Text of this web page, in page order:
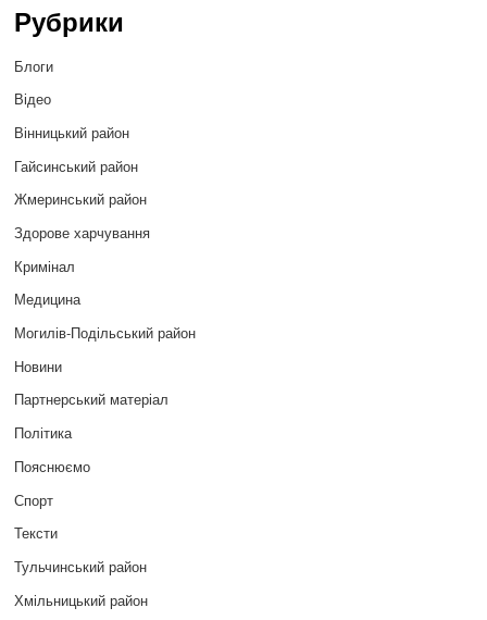
Рубрики
Блоги
Відео
Вінницький район
Гайсинський район
Жмеринський район
Здорове харчування
Кримінал
Медицина
Могилів-Подільський район
Новини
Партнерський матеріал
Політика
Пояснюємо
Спорт
Тексти
Тульчинський район
Хмільницький район